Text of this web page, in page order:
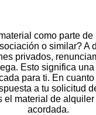
como parte de
o similar? A
privados,
Esto significa
para ti. En
a tu solicitud
el material de alquiler
acordada.